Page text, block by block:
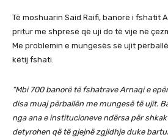
Të moshuarin Said Raifi, banorë i fshatit
pritur me shpresë që uji do të vije në
Me problemin e mungesës së ujit
këtij fshati.
“Mbi 700 banorë të fshatrave Arnaqi e
disa muaj përballën me mungesë të ujit.
nga ana e institucioneve ndërsa për
detyrohen që të gjejnë zgjidhje duke